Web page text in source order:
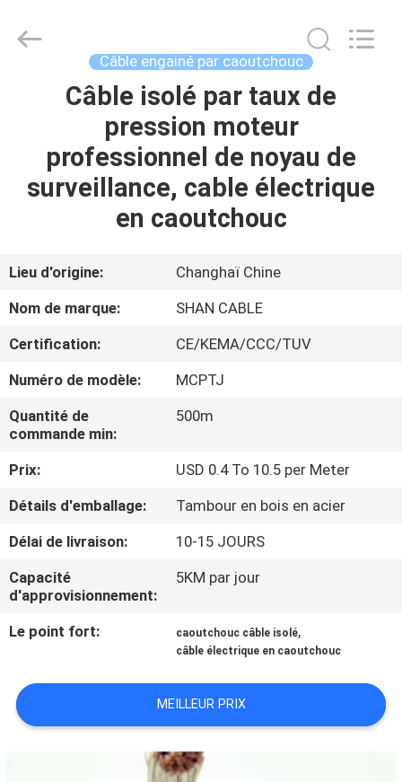
APERÇU
PRODUITS
VR
SHOW
A
PROPOS
DE
NOUS
VISITE
D'USINE
CONTRÔLE
DE
QUALITÉ
Cable
(Group)
Câble engainé par caoutchouc
Câble isolé par taux de
pression moteur
professionnel de noyau de
surveillance, cable électrique
en caoutchouc
Lieu d'origine:
Changhaï Chine
Nom de marque:
SHAN CABLE
Certification:
CE/KEMA/CCC/TUV
Numéro de modèle:
MCPTJ
Quantité de
commande min:
500m
Prix:
USD 0.4 To 10.5 per Meter
Détails d'emballage:
Tambour en bois en acier
Délai de livraison:
10-15 JOURS
Capacité
d'approvisionnement:
5KM par jour
Le point fort: caoutchouc câble isolé,
câble électrique en caoutchouc
MEILLEUR PRIX